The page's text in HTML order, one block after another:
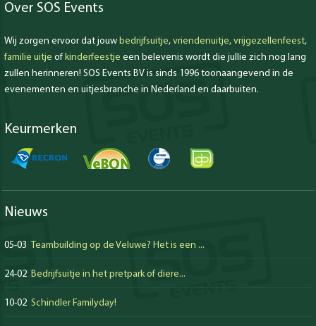
Over SOS Events
Wij zorgen ervoor dat jouw bedrijfsuitje, vriendenuitje, vrijgezellenfeest,
familie uitje of kinderfeestje een belevenis wordt die jullie zich nog lang
zullen herinneren! SOS Events BV is sinds 1996 toonaangevend in de
evenementen en uitjesbranche in Nederland en daarbuiten.
Keurmerken
Nieuws
05-03 Teambuilding op de Veluwe? Het is een ...
24-02 Bedrijfsuitje in het pretpark of diere...
10-02 Schindler Familyday!